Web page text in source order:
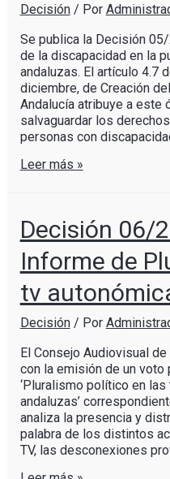
Decisión/ Por
Se publica la Decisión
de la discapacidad en la
andaluzas. El artículo 4.7
diciembre, de Creación
Andalucía atribuye a este
salvaguardar los
personas con
Leer más »
Decisión 06/
Informe de
tv
Decisión/ Por
El Consejo Audiovisual
con la emisión de un voto
‘Pluralismo político en
andaluzas’
analiza la presencia y
palabra de los distintos
TV, las desconexiones